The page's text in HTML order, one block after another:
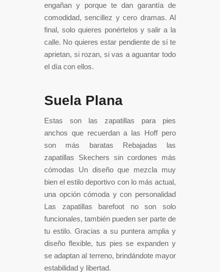
engañan y porque te dan garantía de
comodidad, sencillez y cero dramas. Al
final, solo quieres ponértelos y salir a la
calle. No quieres estar pendiente de sí te
aprietan, si rozan, si vas a aguantar todo
el día con ellos.
Suela Plana
Estas son las zapatillas para pies
anchos que recuerdan a las Hoff pero
son más baratas Rebajadas las
zapatillas Skechers sin cordones más
cómodas Un diseño que mezcla muy
bien el estilo deportivo con lo más actual,
una opción cómoda y con personalidad
Las zapatillas barefoot no son solo
funcionales, también pueden ser parte de
tu estilo. Gracias a su puntera amplia y
diseño flexible, tus pies se expanden y
se adaptan al terreno, brindándote mayor
estabilidad y libertad.